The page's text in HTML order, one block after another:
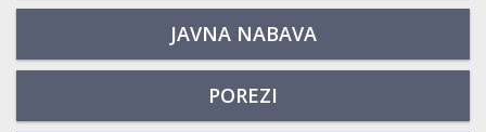
JAVNA NABAVA
POREZI